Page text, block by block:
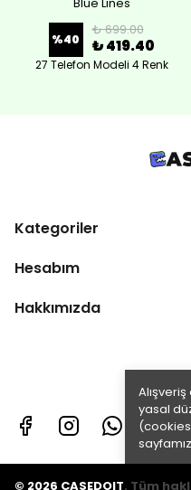
yasal
%40
₺ 699.00
₺ 419.40
27 Telefon Modeli 4 Renk
Kategoriler
Hesabım
Hakkımızda
© 2026 CASEDOIT. Tüm